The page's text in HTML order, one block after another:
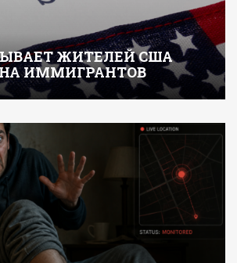
ЖИТЕЛЕЙ США
ИММИГРАНТОВ